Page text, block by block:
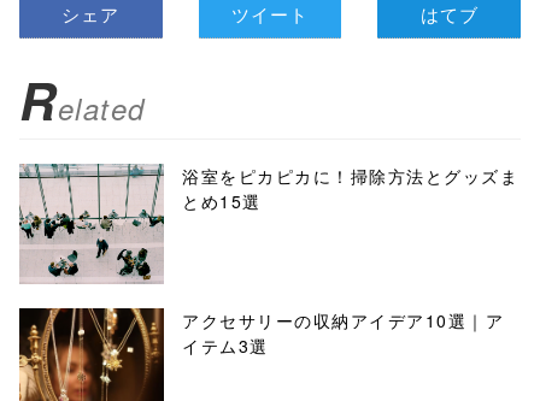
シェア ツイート はてブ
Related
浴室をピカピカに！掃除方法とグッズま
とめ15選
アクセサリーの収納アイデア10選｜ア
イテム3選